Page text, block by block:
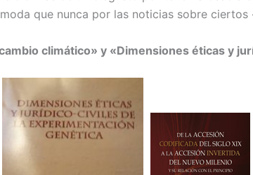
que nunca por las noticias sobre
climático» y «Dimensiones éticas y